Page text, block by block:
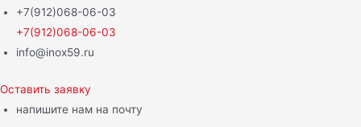
+7(912)068-06-03
+7(912)068-06-03
info@inox59.ru
Оставить заявку
напишите нам на почту